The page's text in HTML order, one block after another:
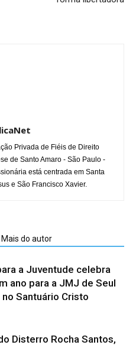
Privada de Fiéis de Direito
de Santo Amaro - São Paulo -
está centrada em Santa
e São Francisco Xavier.
Mais do autor
a Juventude celebra
ano para a JMJ de Seul
Santuário Cristo
Disterro Rocha Santos,